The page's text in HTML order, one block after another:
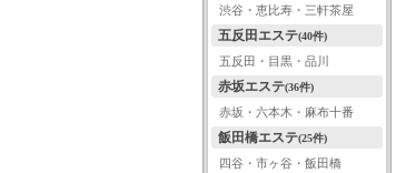
渋谷・恵比寿・三軒茶屋
五反田エステ(40件)
五反田・目黒・品川
赤坂エステ(36件)
赤坂・六本木・麻布十番
飯田橋エステ(25件)
四谷・市ヶ谷・飯田橋